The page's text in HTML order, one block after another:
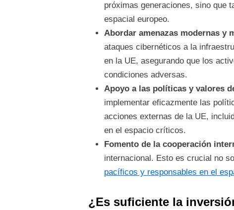
próximas generaciones, sino que
espacial europeo.
Abordar amenazas modernas y
ataques cibernéticos a la
en la UE, asegurando que los
condiciones adversas.
Apoyo a las políticas y valores
implementar eficazmente las
acciones externas de la UE,
en el espacio críticos.
Fomento de la cooperación
internacional. Esto es crucial no
pacíficos y responsables en el
¿Es suficiente la